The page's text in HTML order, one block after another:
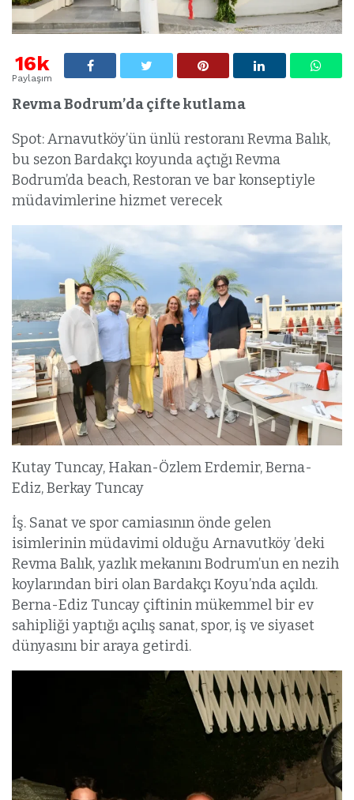
16k
Paylaşım
Revma Bodrum’da çifte kutlama
Spot: Arnavutköy’ün ünlü restoranı Revma Balık,
bu sezon Bardakçı koyunda açtığı Revma
Bodrum’da beach, Restoran ve bar konseptiyle
müdavimlerine hizmet verecek
Kutay Tuncay, Hakan-Özlem Erdemir, Berna-
Ediz, Berkay Tuncay
İş. Sanat ve spor camiasının önde gelen
isimlerinin müdavimi olduğu Arnavutköy ’deki
Revma Balık, yazlık mekanını Bodrum’un en nezih
koylarından biri olan Bardakçı Koyu’nda açıldı.
Berna-Ediz Tuncay çiftinin mükemmel bir ev
sahipliği yaptığı açılış sanat, spor, iş ve siyaset
dünyasını bir araya getirdi.